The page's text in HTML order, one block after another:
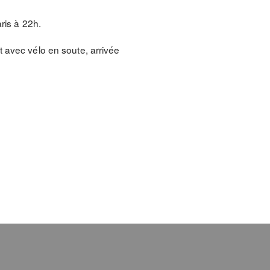
à 22h.
vélo en soute, arrivée